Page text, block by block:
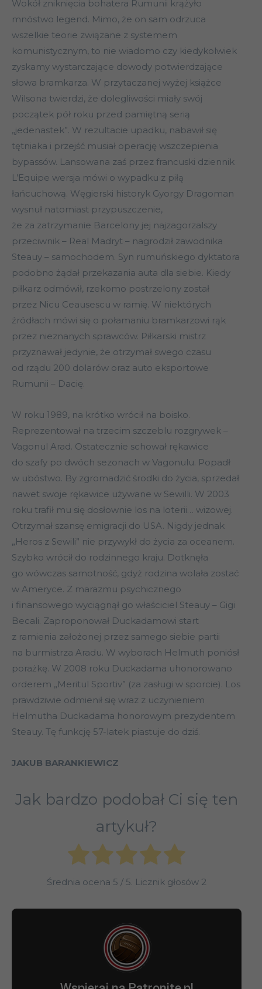
Wokół zniknięcia bohatera Rumunii krążyło
mnóstwo legend. Mimo, że on sam odrzuca
wszelkie teorie związane z systemem
komunistycznym, to nie wiadomo czy kiedykolwiek
zyskamy wystarczające dowody potwierdzające
słowa bramkarza. W przytaczanej wyżej książce
Wilsona twierdzi, że dolegliwości miały swój
początek pół roku przed pamiętną serią
„jedenastek”. W rezultacie upadku, nabawił się
tętniaka i przejść musiał operację wszczepienia
bypassów. Lansowana zaś przez francuski dziennik
L’Equipe wersja mówi o wypadku z piłą
łańcuchową. Węgierski historyk Gyorgy Dragoman
wysnuł natomiast przypuszczenie,
że za zatrzymanie Barcelony jej najzagorzalszy
przeciwnik – Real Madryt – nagrodził zawodnika
Steauy – samochodem. Syn rumuńskiego dyktatora
podobno żądał przekazania auta dla siebie. Kiedy
piłkarz odmówił, rzekomo postrzelony został
przez Nicu Ceausescu w ramię. W niektórych
źródłach mówi się o połamaniu bramkarzowi rąk
przez nieznanych sprawców. Piłkarski mistrz
przyznawał jedynie, że otrzymał swego czasu
od rządu 200 dolarów oraz auto eksportowe
Rumunii – Dacię.
W roku 1989, na krótko wrócił na boisko.
Reprezentował na trzecim szczeblu rozgrywek –
Vagonul Arad. Ostatecznie schował rękawice
do szafy po dwóch sezonach w Vagonulu. Popadł
w ubóstwo. By zgromadzić środki do życia, sprzedał
nawet swoje rękawice używane w Sewilli. W 2003
roku trafił mu się dosłownie los na loterii… wizowej.
Otrzymał szansę emigracji do USA. Nigdy jednak
„Heros z Sewili” nie przywykł do życia za oceanem.
Szybko wrócił do rodzinnego kraju. Dotknęła
go wówczas samotność, gdyż rodzina wolała zostać
w Ameryce. Z marazmu psychicznego
i finansowego wyciągnął go właściciel Steauy – Gigi
Becali. Zaproponował Duckadamowi start
z ramienia założonej przez samego siebie partii
na burmistrza Aradu. W wyborach Helmuth poniósł
porażkę. W 2008 roku Duckadama uhonorowano
orderem „Meritul Sportiv” (za zasługi w sporcie). Los
prawdziwie odmienił się wraz z uczynieniem
Helmutha Duckadama honorowym prezydentem
Steauy. Tę funkcję 57-latek piastuje do dziś.
JAKUB BARANKIEWICZ
Jak bardzo podobał Ci się ten
artykuł?
Średnia ocena 5 / 5. Licznik głosów 2